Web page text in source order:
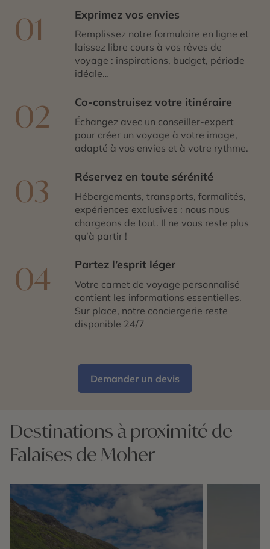
01 Exprimez vos envies
Remplissez notre formulaire en ligne et
laissez libre cours à vos rêves de
voyage : inspirations, budget, période
idéale…
02 Co-construisez votre itinéraire
Échangez avec un conseiller-expert
pour créer un voyage à votre image,
adapté à vos envies et à votre rythme.
03 Réservez en toute sérénité
Hébergements, transports, formalités,
expériences exclusives : nous nous
chargeons de tout. Il ne vous reste plus
qu’à partir !
04 Partez l’esprit léger
Votre carnet de voyage personnalisé
contient les informations essentielles.
Sur place, notre conciergerie reste
disponible 24/7
Demander un devis
Destinations à proximité de
Falaises de Moher